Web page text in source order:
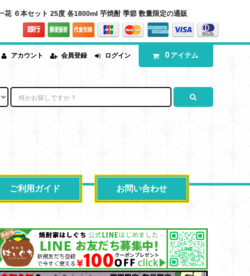
花 ６本セット 25度 各1800ml 芋焼酎 季節 数量限定の通販
アカウント 会員登録 ログイン 0 アイテム
ご利用ガイド お問い合わせ